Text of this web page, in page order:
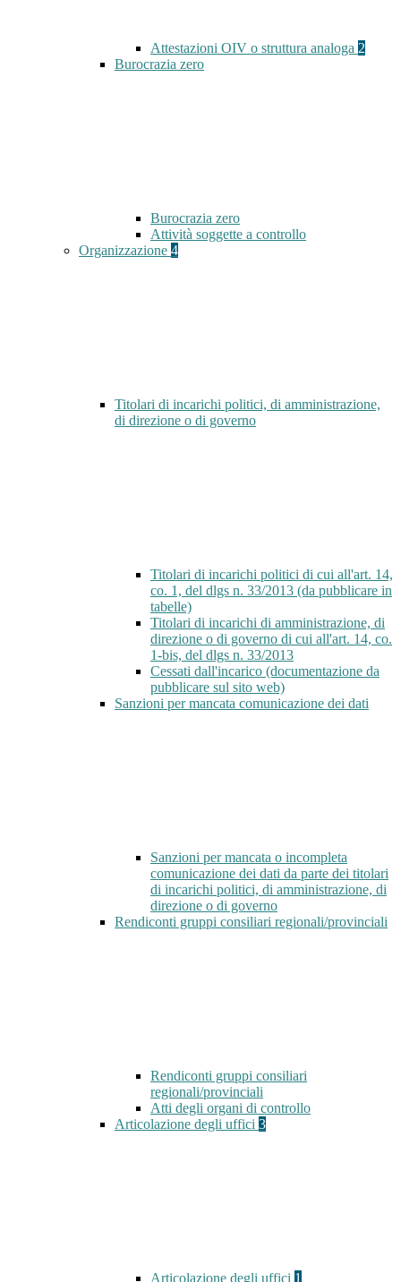
Attestazioni OIV o struttura analoga 2
Burocrazia zero
Burocrazia zero
Attività soggette a controllo
Organizzazione 4
Titolari di incarichi politici, di amministrazione,
di direzione o di governo
Titolari di incarichi politici di cui all'art. 14,
co. 1, del dlgs n. 33/2013 (da pubblicare in
tabelle)
Titolari di incarichi di amministrazione, di
direzione o di governo di cui all'art. 14, co.
1-bis, del dlgs n. 33/2013
Cessati dall'incarico (documentazione da
pubblicare sul sito web)
Sanzioni per mancata comunicazione dei dati
Sanzioni per mancata o incompleta
comunicazione dei dati da parte dei titolari
di incarichi politici, di amministrazione, di
direzione o di governo
Rendiconti gruppi consiliari regionali/provinciali
Rendiconti gruppi consiliari
regionali/provinciali
Atti degli organi di controllo
Articolazione degli uffici 3
Articolazione degli uffici 1